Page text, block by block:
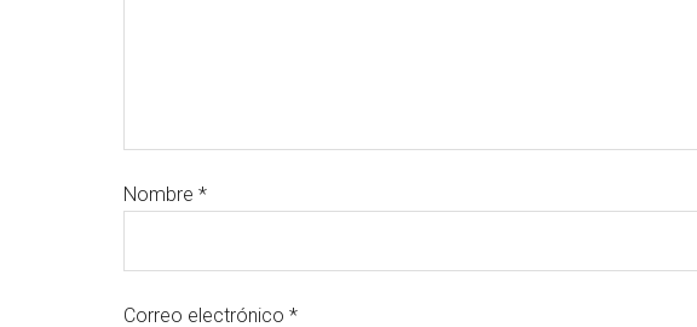
Nombre *
Correo electrónico *